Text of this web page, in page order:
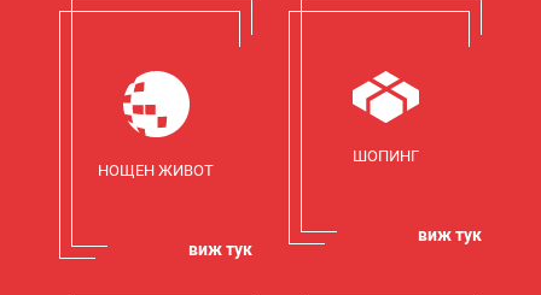
НОЩЕН ЖИВОТ
виж тук
ШОПИНГ
виж тук